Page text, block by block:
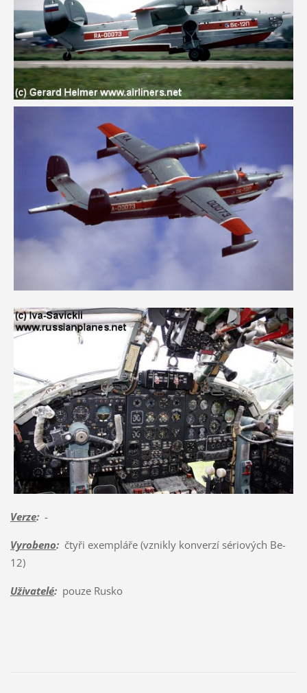
Verze:-
Vyrobeno:čtyři exempláře (vznikly konverzí sériových Be-
12)
Uživatelé:pouze Rusko